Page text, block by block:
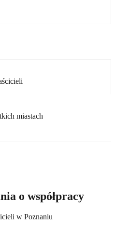
miastach
o współpracy
w Poznaniu